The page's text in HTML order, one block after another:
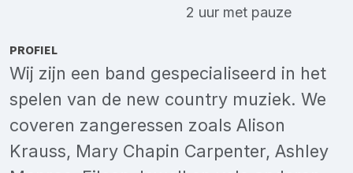
2 uur met pauze
PROFIEL
Wij zijn een band gespecialiseerd in het
spelen van de new country muziek. We
coveren zangeressen zoals Alison
Krauss, Mary Chapin Carpenter, Ashley